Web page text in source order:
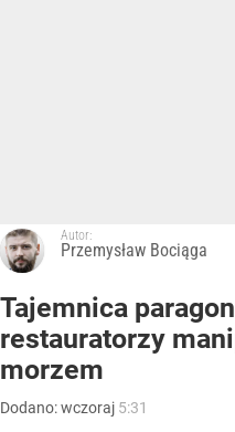
Autor:
Przemysław Bociąga
Tajemnica
restauratorzy
morzem
Dodano:wczoraj 5:31